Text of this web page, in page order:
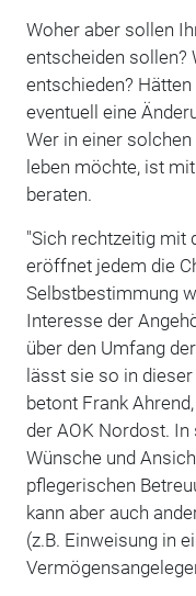
Woher aber sollen
entscheiden sollen?
entschieden?
eventuell eine
Wer in einer
leben möchte, ist
beraten.
"Sich rechtzeitig mit
eröffnet jedem die
Selbstbestimmung
Interesse der
über den Umfang
lässt sie so in
betont Frank
der AOK Nordost.
Wünsche und
pflegerischen
kann aber auch
(z.B. Einweisung in